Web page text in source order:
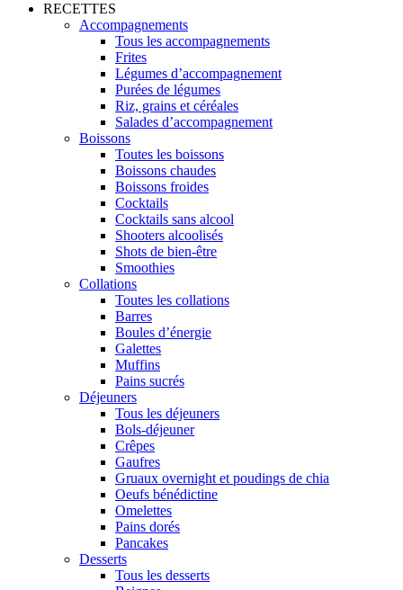
RECETTES
Accompagnements
Tous les accompagnements
Frites
Légumes d’accompagnement
Purées de légumes
Riz, grains et céréales
Salades d’accompagnement
Boissons
Toutes les boissons
Boissons chaudes
Boissons froides
Cocktails
Cocktails sans alcool
Shooters alcoolisés
Shots de bien-être
Smoothies
Collations
Toutes les collations
Barres
Boules d’énergie
Galettes
Muffins
Pains sucrés
Déjeuners
Tous les déjeuners
Bols-déjeuner
Crêpes
Gaufres
Gruaux overnight et poudings de chia
Oeufs bénédictine
Omelettes
Pains dorés
Pancakes
Desserts
Tous les desserts